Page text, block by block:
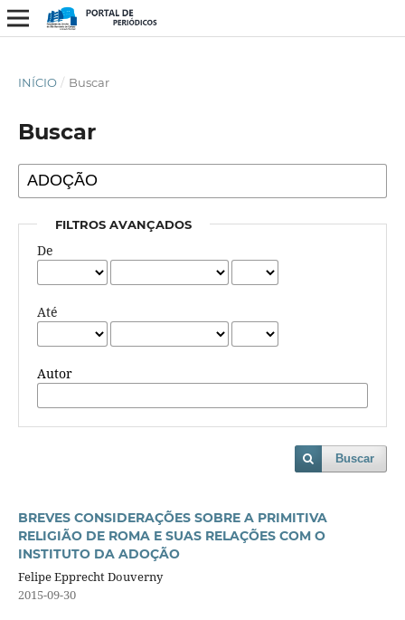
INÍCIO / Buscar
Buscar
FILTROS AVANÇADOS
De
Até
Autor
Buscar
BREVES CONSIDERAÇÕES SOBRE A PRIMITIVA
RELIGIÃO DE ROMA E SUAS RELAÇÕES COM O
INSTITUTO DA ADOÇÃO
Felipe Epprecht Douverny
2015-09-30